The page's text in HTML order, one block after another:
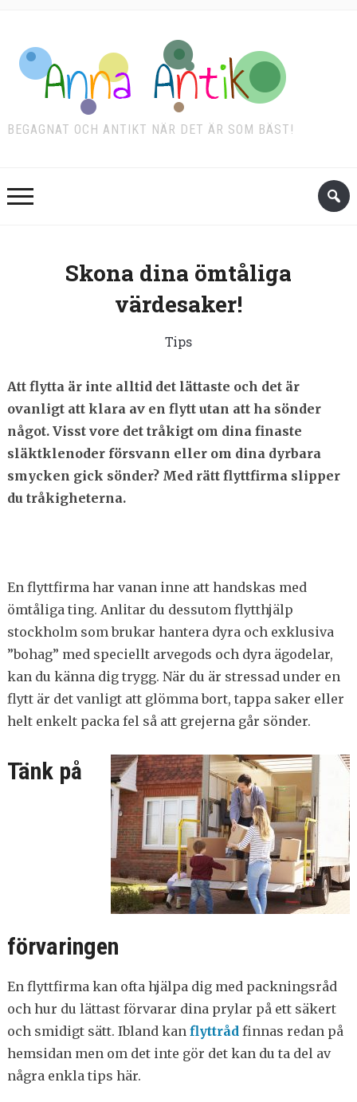
BEGAGNAT OCH ANTIKT NÄR DET ÄR SOM BÄST!
Skona dina ömtåliga
värdesaker!
Tips
Att flytta är inte alltid det lättaste och det är
ovanligt att klara av en flytt utan att ha sönder
något. Visst vore det tråkigt om dina finaste
släktklenoder försvann eller om dina dyrbara
smycken gick sönder? Med rätt flyttfirma slipper
du tråkigheterna.
En flyttfirma har vanan inne att handskas med
ömtåliga ting. Anlitar du dessutom flytthjälp
stockholm som brukar hantera dyra och exklusiva
”bohag” med speciellt arvegods och dyra ägodelar,
kan du känna dig trygg. När du är stressad under en
flytt är det vanligt att glömma bort, tappa saker eller
helt enkelt packa fel så att grejerna går sönder.
Tänk på
förvaringen
En flyttfirma kan ofta hjälpa dig med packningsråd
och hur du lättast förvarar dina prylar på ett säkert
och smidigt sätt. Ibland kan flyttrådfinnas redan på
hemsidan men om det inte gör det kan du ta del av
några enkla tips här.